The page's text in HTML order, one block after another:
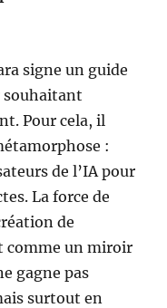
signe un guide
souhaitant
Pour cela, il
:
de l’IA pour
La force de
de
comme un miroir
gagne pas
surtout en